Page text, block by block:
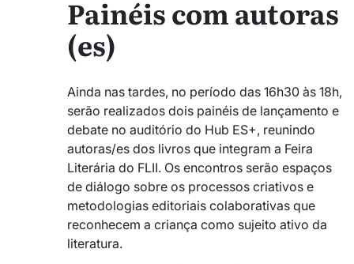
Painéis com autoras
(es)
Ainda nas tardes, no período das 16h30 às 18h,
serão realizados dois painéis de lançamento e
debate no auditório do Hub ES+, reunindo
autoras/es dos livros que integram a Feira
Literária do FLII. Os encontros serão espaços
de diálogo sobre os processos criativos e
metodologias editoriais colaborativas que
reconhecem a criança como sujeito ativo da
literatura.